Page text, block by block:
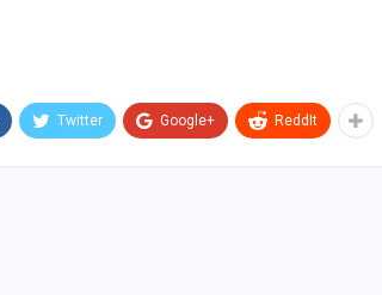
Twitter Google+ ReddIt